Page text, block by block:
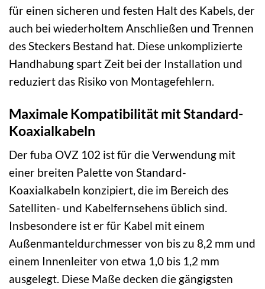
für einen sicheren und festen Halt des Kabels, der
auch bei wiederholtem Anschließen und Trennen
des Steckers Bestand hat. Diese unkomplizierte
Handhabung spart Zeit bei der Installation und
reduziert das Risiko von Montagefehlern.
Maximale Kompatibilität mit Standard-
Koaxialkabeln
Der fuba OVZ 102 ist für die Verwendung mit
einer breiten Palette von Standard-
Koaxialkabeln konzipiert, die im Bereich des
Satelliten- und Kabelfernsehens üblich sind.
Insbesondere ist er für Kabel mit einem
Außenmanteldurchmesser von bis zu 8,2 mm und
einem Innenleiter von etwa 1,0 bis 1,2 mm
ausgelegt. Diese Maße decken die gängigsten